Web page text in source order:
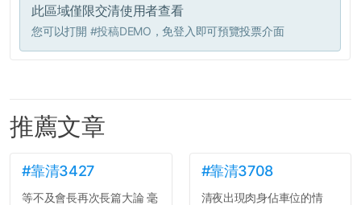
此區域僅限交清使用者查看
您可以打開 #投稿DEMO ，免登入即可預覽投票介面
推薦文章
#靠清3427
等不及會長再次長篇大論 毫
#靠清3708
清夜出現肉身佔車位的情